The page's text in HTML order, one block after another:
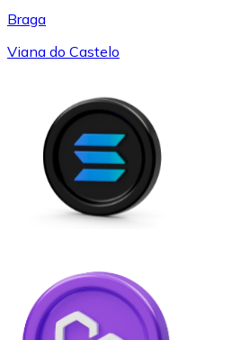
Braga
Viana do Castelo